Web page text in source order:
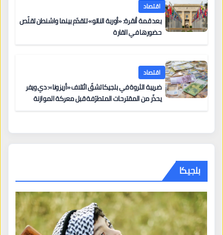
اقتصاد
بعد قمة أنقرة: «أوربة الناتو» تتقدّم بينما واشنطن تقلّص
حضورها في القارة
اقتصاد
ضريبة الثروة في بلجيكا تشقّ ائتلاف «أريزونا»: دي ويفر
يحذّر من المقترحات المتطرّفة قبل معركة الموازنة
بلجيكا